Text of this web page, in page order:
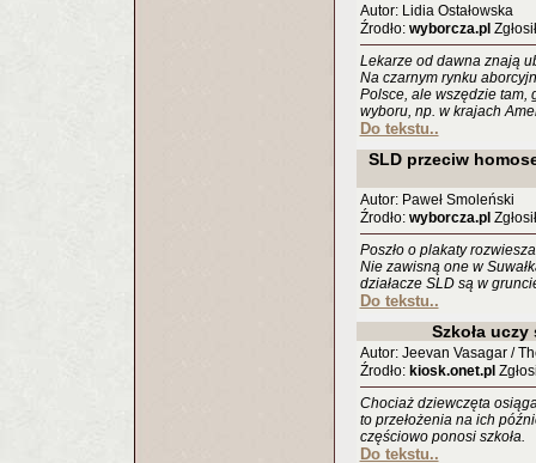
Autor: Lidia Ostałowska
Źrodło: wyborcza.pl
Lekarze od dawna znają
Na czarnym rynku
Polsce, ale wszędzie tam,
wyboru, np. w krajach
Do tekstu..
SLD przeciw
Autor: Paweł Smoleński
Źrodło: wyborcza.pl
Poszło o plakaty
Nie zawisną one w
działacze SLD są w
Do tekstu..
Szkoła
Autor: Jeevan Vasagar /
Źrodło: kiosk.onet.pl
Chociaż dziewczęta
to przełożenia na ich
częściowo ponosi szkoła.
Do tekstu..